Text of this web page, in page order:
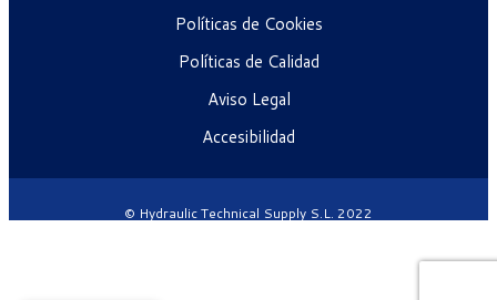
Políticas de Cookies
Políticas de Calidad
Aviso Legal
Accesibilidad
© Hydraulic Technical Supply S.L. 2022